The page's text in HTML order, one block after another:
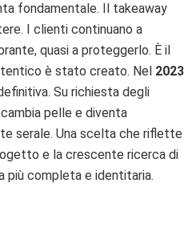
fondamentale. Il takeaway
I clienti continuano a
quasi a proteggerlo. È il
è stato creato. Nel 2023
Su richiesta degli
cambia pelle e diventa
serale. Una scelta che riflette
e la crescente ricerca di
più completa e identitaria.